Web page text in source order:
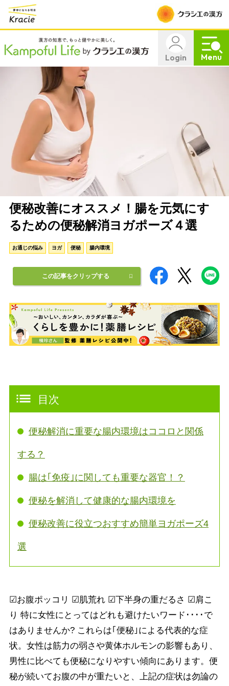
Login Menu
便秘改善にオススメ！腸を元気にす
るための便秘解消ヨガポーズ４選
お通じの悩み ヨガ 便秘 腸内環境
この記事をクリップする
目次
便秘解消に重要な腸内環境はココロと関係
する？
腸は｢免疫｣に関しても重要な器官！？
便秘を解消して健康的な腸内環境を
便秘改善に役立つおすすめ簡単ヨガポーズ4
選
☑お腹ポッコリ ☑肌荒れ ☑下半身の重だるさ ☑肩こ
り 特に女性にとってはどれも避けたいワード････で
はありませんか? これらは｢便秘｣による代表的な症
状。女性は筋力の弱さや黄体ホルモンの影響もあり、
男性に比べても便秘になりやすい傾向にあります。便
秘が続いてお腹の中が重たいと、上記の症状は勿論の